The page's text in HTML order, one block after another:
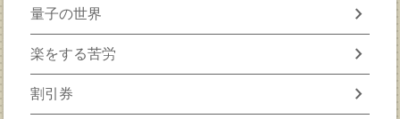
量子の世界 chevron_right
楽をする苦労 chevron_right
割引券 chevron_right